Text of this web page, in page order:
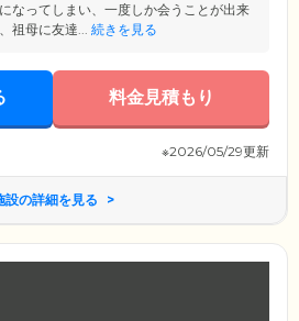
なってしまい、一度しか会うことが出来
祖母に友達... 続きを見る
料金見積もり
※2026/05/29更新
設の詳細を見る